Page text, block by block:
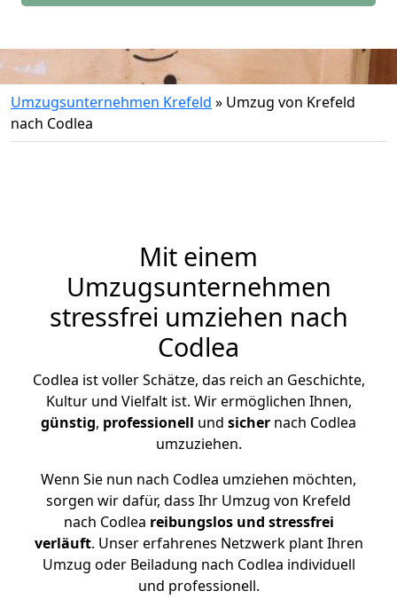
Umzugsunternehmen Krefeld » Umzug von Krefeld
nach Codlea
Mit einem
Umzugsunternehmen
stressfrei umziehen nach
Codlea
Codlea ist voller Schätze, das reich an Geschichte,
Kultur und Vielfalt ist. Wir ermöglichen Ihnen,
günstig, professionell und sicher nach Codlea
umzuziehen.
Wenn Sie nun nach Codlea umziehen möchten,
sorgen wir dafür, dass Ihr Umzug von Krefeld
nach Codlea reibungslos und stressfrei
verläuft. Unser erfahrenes Netzwerk plant Ihren
Umzug oder Beiladung nach Codlea individuell
und professionell.